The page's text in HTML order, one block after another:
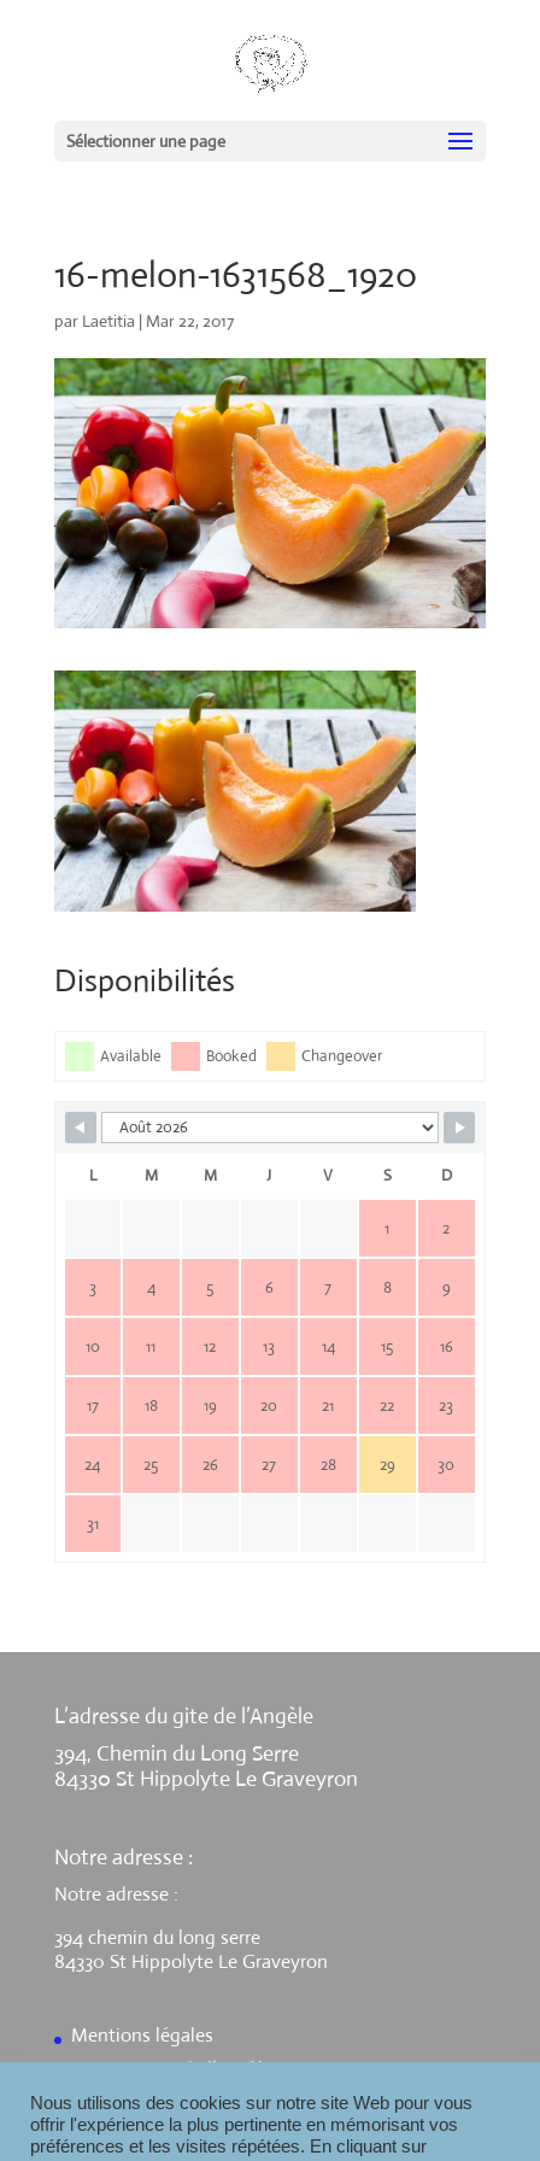
Sélectionner une page
16-melon-1631568_1920
par Laetitia | Mar 22, 2017
Disponibilités
Available Booked Changeover
L M M J V S D
1 2
3 4 5 6 7 8 9
10 11 12 13 14 15 16
17 18 19 20 21 22 23
24 25 26 27 28 29 30
31
L’adresse du gite de l’Angèle
394, Chemin du Long Serre
84330 St Hippolyte Le Graveyron
Notre adresse :
Notre adresse :
394 chemin du long serre
84330 St Hippolyte Le Graveyron
Mentions légales
Contact Gite de l’Angèle
Nous utilisons des cookies sur notre site Web pour vous
offrir l'expérience la plus pertinente en mémorisant vos
préférences et les visites répétées. En cliquant sur